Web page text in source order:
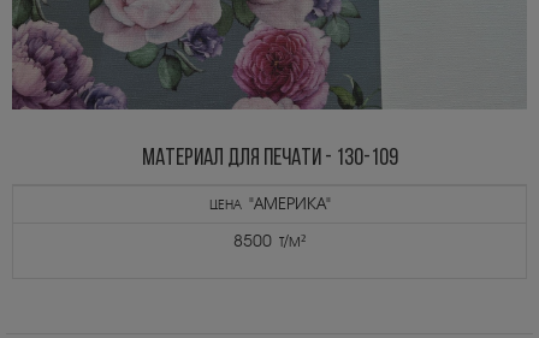
МАТЕРИАЛ ДЛЯ ПЕЧАТИ - 130-109
цена "АМЕРИКА"
8500 т/м²